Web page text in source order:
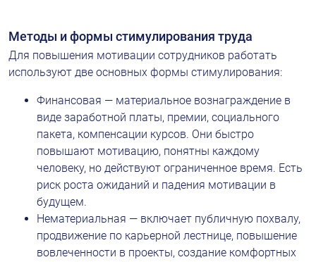
Методы и формы стимулирования труда
Для повышения мотивации сотрудников работать
используют две основных формы стимулирования:
Финансовая — материальное вознаграждение в
виде заработной платы, премии, социального
пакета, компенсации курсов. Они быстро
повышают мотивацию, понятны каждому
человеку, но действуют ограниченное время. Есть
риск роста ожиданий и падения мотивации в
будущем.
Нематериальная — включает публичную похвалу,
продвижение по карьерной лестнице, повышение
вовлеченности в проекты, создание комфортных